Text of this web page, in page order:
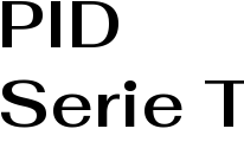
PID
Serie